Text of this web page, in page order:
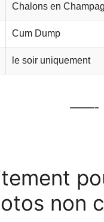
Chalons en
Cum Dump
le soir uniquement
——-
non